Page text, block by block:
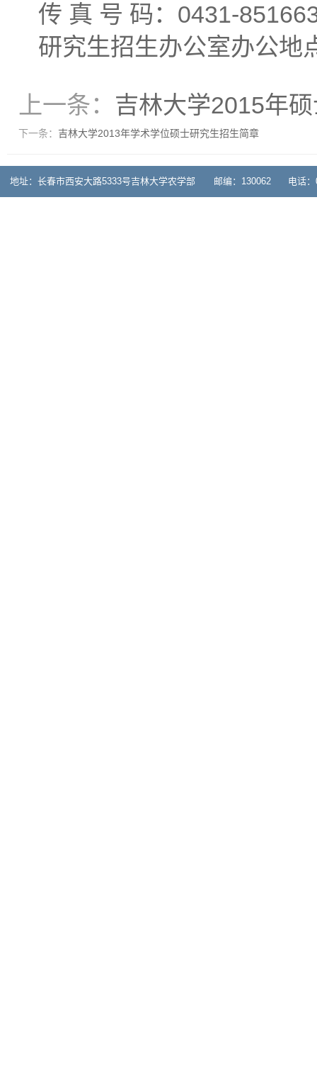
传 真 号 码：0431-
研究生招生办公室办公地
上一条： 吉林大学2015年
下一条： 吉林大学2013年学术学位硕士研究生招生简章
地址：长春市西安大路5333号吉林大学农学部 邮编：130062 电话